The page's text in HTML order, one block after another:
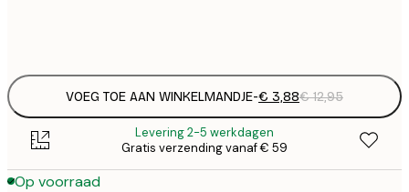
VOEG TOE AAN WINKELMANDJE-€ 3,88€ 12,95
Levering 2-5 werkdagen
Gratis verzending vanaf € 59
Op voorraad